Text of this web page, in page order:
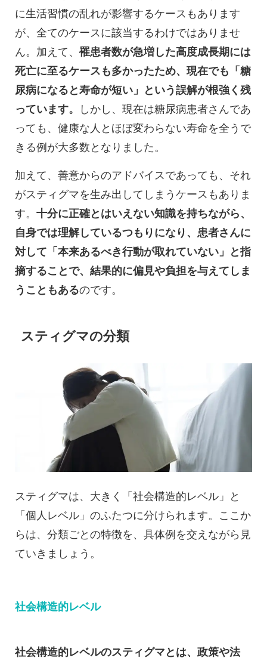
に生活習慣の乱れが影響するケースもあります
が、全てのケースに該当するわけではありませ
ん。加えて、罹患者数が急増した高度成長期には
死亡に至るケースも多かったため、現在でも「糖
尿病になると寿命が短い」という誤解が根強く残
っています。
しかし、現在は糖尿病患者さんであ
っても、健康な人とほぼ変わらない寿命を全うで
きる例が大多数となりました。
加えて、善意からのアドバイスであっても、それ
がスティグマを生み出してしまうケースもありま
す。 十分に正確とはいえない知識を持ちながら、
自身では理解しているつもりになり、患者さんに
対して「本来あるべき行動が取れていない」と指
摘することで、結果的に偏見や負担を与えてしま
うこともあるのです。
スティグマの分類
スティグマは、大きく「社会構造的レベル」と
「個人レベル」のふたつに分けられます。ここか
らは、分類ごとの特徴を、具体例を交えながら見
ていきましょう。
社会構造的レベル
社会構造的レベルのスティグマとは、政策や法